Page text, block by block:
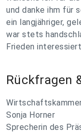
und danke ihm für
ein langjähriger,
war stets
Frieden
Rückfragen
Sonja Horner
Sprecherin des